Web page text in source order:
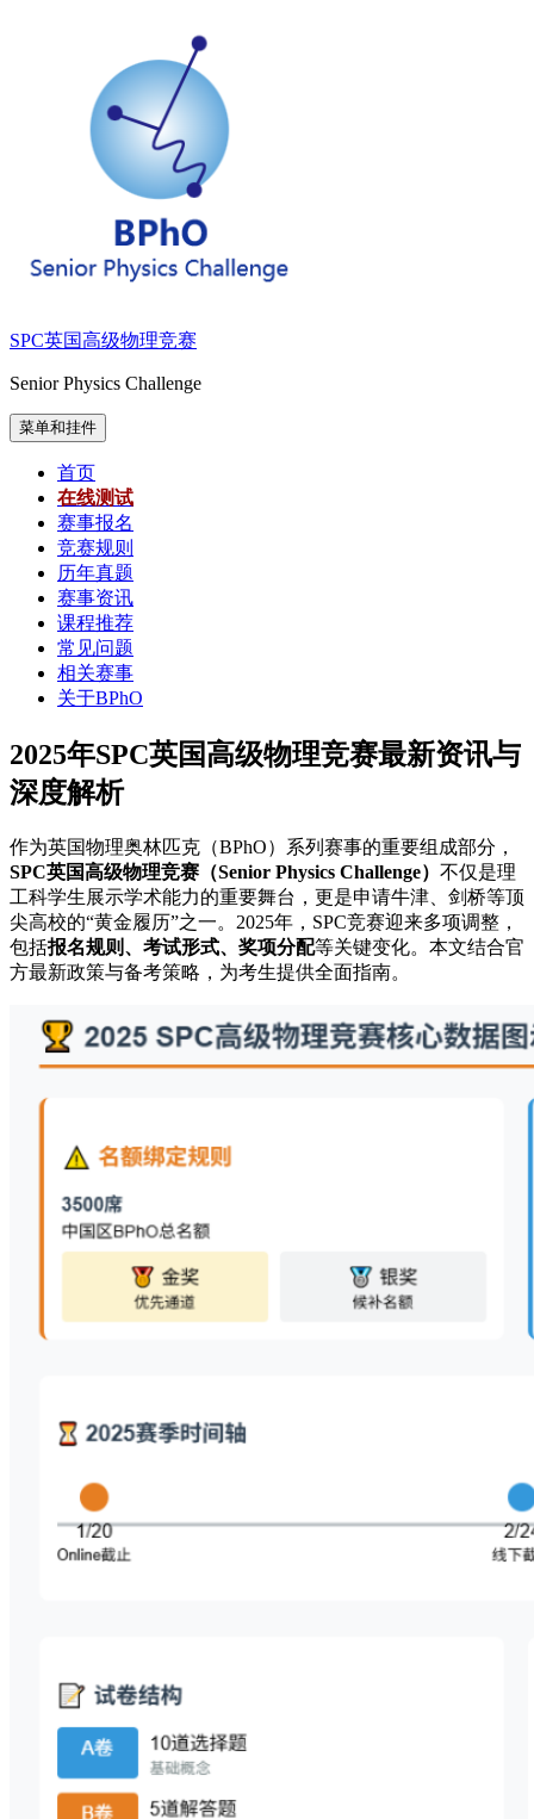
SPC英国高级物理竞赛
Senior Physics Challenge
菜单和挂件
首页
在线测试
赛事报名
竞赛规则
历年真题
赛事资讯
课程推荐
常见问题
相关赛事
关于BPhO
2025年SPC英国高级物理竞赛最新资讯与
深度解析
作为英国物理奥林匹克（BPhO）系列赛事的重要组成部分，
SPC英国高级物理竞赛（Senior Physics Challenge） 不仅是理
工科学生展示学术能力的重要舞台，更是申请牛津、剑桥等顶
尖高校的“黄金履历”之一。2025年，SPC竞赛迎来多项调整，
包括报名规则、考试形式、奖项分配等关键变化。本文结合官
方最新政策与备考策略，为考生提供全面指南。